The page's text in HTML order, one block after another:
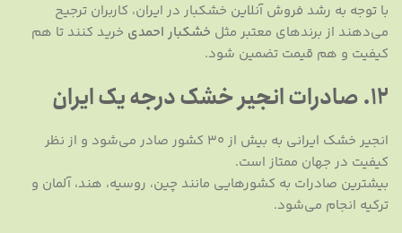
با توجه به رشد فروش آنلاین خشکبار در ایران، کاربران ترجیح
می‌دهند از برندهای معتبر مثل خشکبار احمدی خرید کنند تا هم
کیفیت و هم قیمت تضمین شود.
۱۲. صادرات انجیر خشک درجه یک ایران
انجیر خشک ایرانی به بیش از ۳۰ کشور صادر می‌شود و از نظر
کیفیت در جهان ممتاز است.
بیشترین صادرات به کشورهایی مانند چین، روسیه، هند، آلمان و
ترکیه انجام می‌شود.